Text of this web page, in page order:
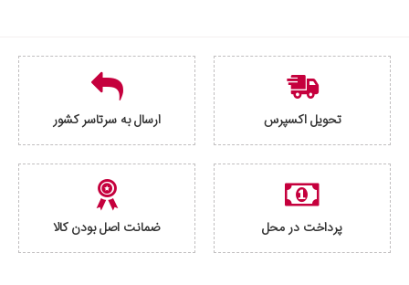
تحویل اکسپرس ارسال به سرتاسر کشور
پرداخت در محل ضمانت اصل بودن کالا